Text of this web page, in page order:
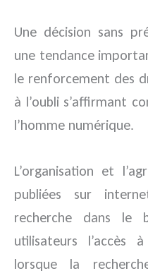
Une décision sans
une tendance
le renforcement des
à l’oubli s’affirmant
l’homme numérique.
L’organisation et
publiées sur
recherche dans
utilisateurs l’accès
lorsque la